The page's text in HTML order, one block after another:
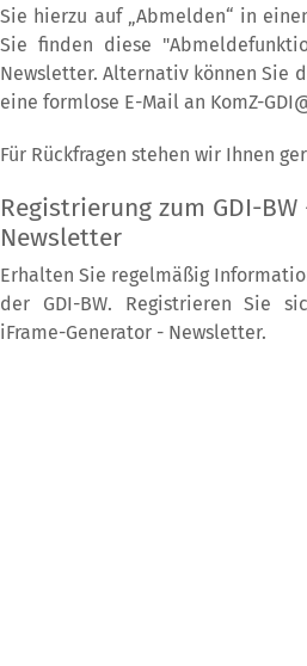
Sie hierzu auf „Abmelden“ in
Sie finden diese
Newsletter. Alternativ können Sie
eine formlose E-Mail an KomZ-
Für Rückfragen stehen wir Ihnen
Registrierung zum GDI-BW
Newsletter
Erhalten Sie regelmäßig
der GDI-BW. Registrieren Sie
iFrame-Generator - Newsletter.